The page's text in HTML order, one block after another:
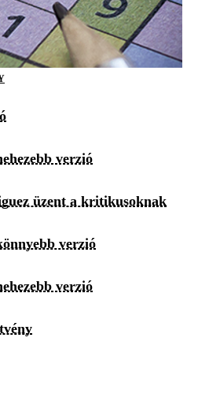
verzió
üzent a kritikusoknak
verzió
verzió